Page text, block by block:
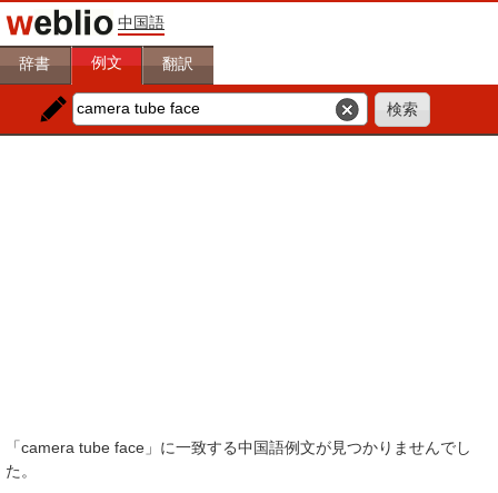
中国語
辞書 例文 翻訳
「camera tube face」に一致する中国語例文が見つかりませんでし
た。